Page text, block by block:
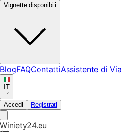
Vignette disponibili
BlogFAQContattiAssistente di
IT
Accedi Registrati
Winiety24.eu